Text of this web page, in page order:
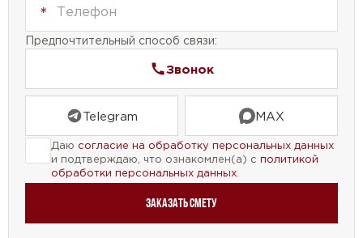
Предпочтительный способ связи:
Звонок
Telegram MAX
Даю согласие на обработку персональных данных
и подтверждаю, что ознакомлен(а) с политикой
обработки персональных данных.
Заказать смету